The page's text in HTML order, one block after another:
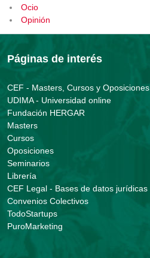
Ocio
Opinión
Páginas de interés
CEF - Masters, Cursos y Oposiciones
UDIMA - Universidad online
Fundación HERGAR
Masters
Cursos
Oposiciones
Seminarios
Librería
CEF Legal - Bases de datos jurídicas
Convenios Colectivos
TodoStartups
PuroMarketing